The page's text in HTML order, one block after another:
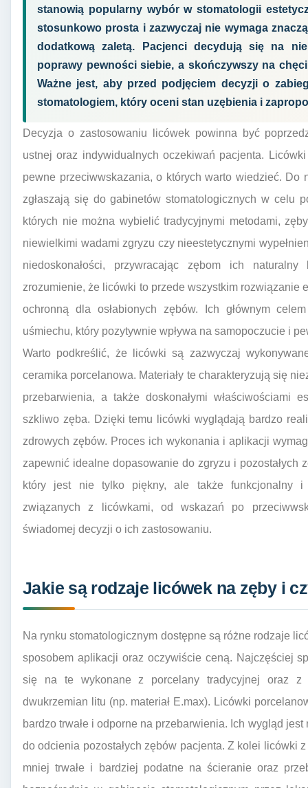
stanowią popularny wybór w stomatologii
stosunkowo prosta i zazwyczaj nie wymaga
dodatkową zaletą. Pacjenci decydują się na
poprawy pewności siebie, a skończywszy na
Ważne jest, aby przed podjęciem decyzji o
stomatologiem, który oceni stan uzębienia i
Decyzja o zastosowaniu licówek powinna być
ustnej oraz indywidualnych oczekiwań pacjenta.
pewne przeciwwskazania, o których warto wiedzieć. Do
zgłaszają się do gabinetów stomatologicznych w celu
których nie można wybielić tradycyjnymi metodami,
niewielkimi wadami zgryzu czy nieestetycznymi
niedoskonałości, przywracając zębom ich
zrozumienie, że licówki to przede wszystkim rozwiązanie
ochronną dla osłabionych zębów. Ich głównym
uśmiechu, który pozytywnie wpływa na samopoczucie i
Warto podkreślić, że licówki są zazwyczaj
ceramika porcelanowa. Materiały te charakteryzują się
przebarwienia, a także doskonałymi właściwościami
szkliwo zęba. Dzięki temu licówki wyglądają bardzo
zdrowych zębów. Proces ich wykonania i aplikacji
zapewnić idealne dopasowanie do zgryzu i pozostałych
który jest nie tylko piękny, ale także funkcjonalny i
związanych z licówkami, od wskazań po
świadomej decyzji o ich zastosowaniu.
Jakie są rodzaje licówek na zęby i
Na rynku stomatologicznym dostępne są różne rodzaje
sposobem aplikacji oraz oczywiście ceną. Najczęściej
się na te wykonane z porcelany tradycyjnej oraz z
dwukrzemian litu (np. materiał E.max). Licówki
bardzo trwałe i odporne na przebarwienia. Ich wygląd
do odcienia pozostałych zębów pacjenta. Z kolei licówki
mniej trwałe i bardziej podatne na ścieranie oraz